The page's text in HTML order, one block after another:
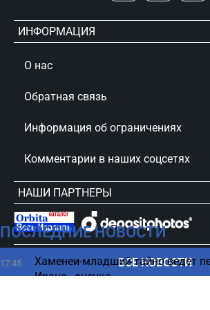
ПОСЛЕДНИЕ НОВОСТИ
17:45
Хаменеи-младший тайно ведет
Иране - оценка
ВСЕ НОВОСТИ
ИНФОРМАЦИЯ
О нас
Обратная связь
Информация об ограничениях
Комментарии в наших соцсетях
НАШИ ПАРТНЕРЫ
сursorinfo.co.il © Все права